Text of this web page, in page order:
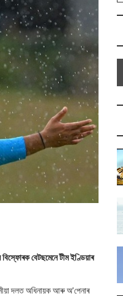
বেটছমেনে টীম ইণ্ডিয়াৰ
দলত অধিনায়ক আৰু অ’পেনাৰ